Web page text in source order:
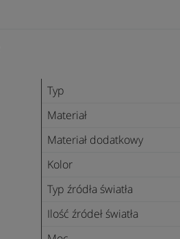
Typ
Materiał
Materiał dodatkowy
Kolor
Typ źródła światła
Ilość źródeł światła